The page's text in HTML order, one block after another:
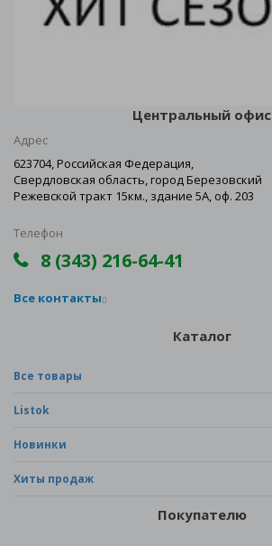
Центральный офис
Адрес
623704, Российская Федерация,
Свердловская область, город Березовский
Режевской тракт 15км., здание 5А, оф. 203
Телефон
8 (343) 216-64-41
Все контакты
Каталог
Все товары
Listok
Новинки
Хиты продаж
Покупателю